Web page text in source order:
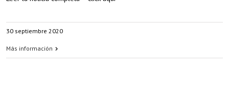
30 septiembre 2020
Más información